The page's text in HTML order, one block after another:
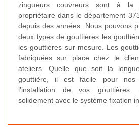
zingueurs couvreurs sont à la
propriétaire dans le département
depuis des années. Nous pouvons
deux types de gouttières les
les gouttières sur mesure. Les
fabriquées sur place chez le
ateliers. Quelle que soit la
gouttière, il est facile pour nos
l’installation de vos
solidement avec le système fixation